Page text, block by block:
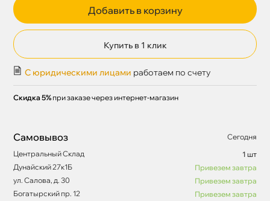
Добавить в корзину
Купить в 1 клик
С юридическими лицами работаем по счету
Скидка 5% при заказе через интернет-магазин
Самовывоз
Сегодня
Центральный Склад
1 шт
Дунайский 27к1Б
Привезем завтра
ул. Салова, д. 30
Привезем завтра
Богатырский пр. 12
Привезем завтра